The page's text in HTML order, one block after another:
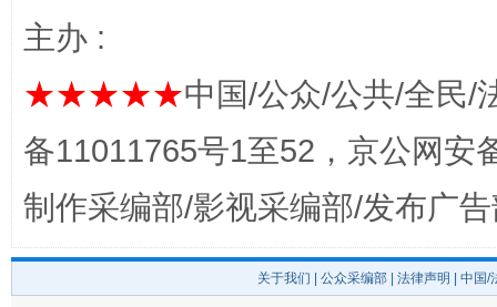
千年窑火 生生不息 一
主办 :
★★★★★中国/公众/公共/全民/
备11011765号1至52，京公网安
制作采编部/影视采编部/发布广
关于我们 公众采编部 法律声明 | 中国